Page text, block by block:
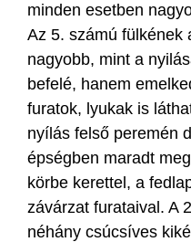
minden esetben
Az 5. számú fülkének
nagyobb, mint a
befelé, hanem
furatok, lyukak is
nyílás felső peremén
épségben maradt
körbe kerettel, a
závárzat furataival. A
néhány csúcsíves